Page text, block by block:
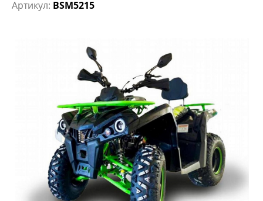
Артикул: BSM5215